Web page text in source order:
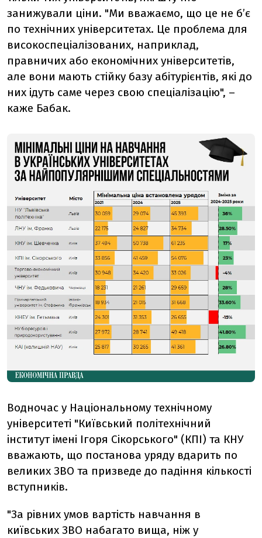
занижували ціни. "Ми вважаємо, що це не бʼє
по технічних університетах. Це проблема для
високоспеціалізованих, наприклад,
правничих або економічних університетів,
але вони мають стійку базу абітурієнтів, які до
них ідуть саме через свою спеціалізацію", –
каже Бабак.
Водночас у Національному технічному
університеті "Київський політехнічний
інститут імені Ігоря Сікорського" (КПІ) та КНУ
вважають, що постанова уряду вдарить по
великих ЗВО та призведе до падіння кількості
вступників.
"За рівних умов вартість навчання в
київських ЗВО набагато вища, ніж у